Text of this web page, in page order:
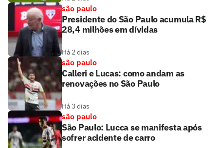
são paulo
Presidente do São Paulo acumula R$
28,4 milhões em dívidas
Há 2 dias
são paulo
Calleri e Lucas: como andam as
renovações no São Paulo
Há 3 dias
são paulo
São Paulo: Lucca se manifesta após
sofrer acidente de carro